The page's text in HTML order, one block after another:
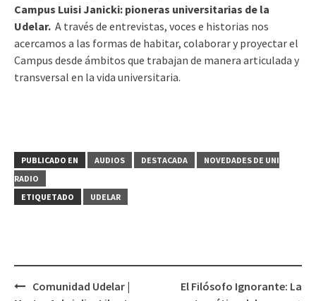
Campus Luisi Janicki: pioneras universitarias de la
Udelar. A través de entrevistas, voces e historias nos
acercamos a las formas de habitar, colaborar y proyectar el
Campus desde ámbitos que trabajan de manera articulada y
transversal en la vida universitaria.
PUBLICADO EN AUDIOS DESTACADA
NOVEDADES DE UNI
RADIO
ETIQUETADO
UDELAR
Comunidad Udelar |
El Filósofo Ignorante: La